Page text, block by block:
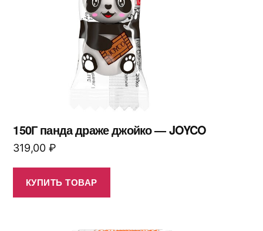
150Г панда драже джойко — JOYCO
319,00 ₽
КУПИТЬ ТОВАР